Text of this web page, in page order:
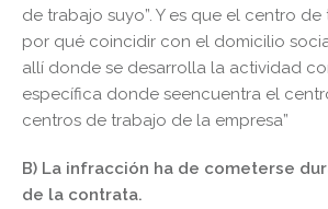
de trabajo suyo”. Y es que el centro
por qué coincidir con el domicilio
allí donde se desarrolla la actividad
específica donde seencuentra el
centros de trabajo de la empresa”
B) La infracción ha de cometerse
de la contrata.